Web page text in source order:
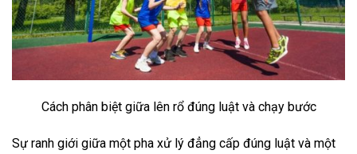
Cách phân biệt giữa lên rổ đúng luật và chạy bước
Sự ranh giới giữa một pha xử lý đẳng cấp đúng luật và một